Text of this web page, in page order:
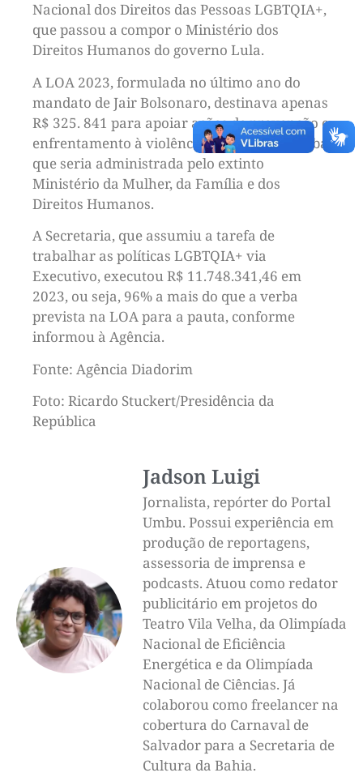
Nacional dos Direitos das Pessoas LGBTQIA+,
que passou a compor o Ministério dos
Direitos Humanos do governo Lula.
A LOA 2023, formulada no último ano do
mandato de Jair Bolsonaro, destinava apenas
R$ 325. 841 para apoiar ações de prevenção e
enfrentamento à violência LGBTfóbica, verba
que seria administrada pelo extinto
Ministério da Mulher, da Família e dos
Direitos Humanos.
A Secretaria, que assumiu a tarefa de
trabalhar as políticas LGBTQIA+ via
Executivo, executou R$ 11.748.341,46 em
2023, ou seja, 96% a mais do que a verba
prevista na LOA para a pauta, conforme
informou à Agência.
Fonte: Agência Diadorim
Foto: Ricardo Stuckert/Presidência da
República
Jadson Luigi
Jornalista, repórter do Portal
Umbu. Possui experiência em
produção de reportagens,
assessoria de imprensa e
podcasts. Atuou como redator
publicitário em projetos do
Teatro Vila Velha, da Olimpíada
Nacional de Eficiência
Energética e da Olimpíada
Nacional de Ciências. Já
colaborou como freelancer na
cobertura do Carnaval de
Salvador para a Secretaria de
Cultura da Bahia.